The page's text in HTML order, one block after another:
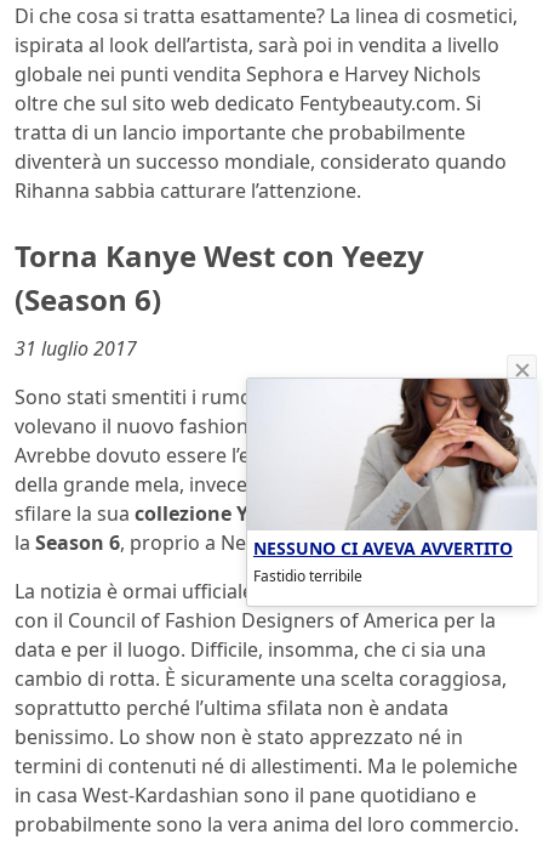
Di che cosa si tratta esattamente? La linea di cosmetici,
ispirata al look dell’artista, sarà poi in vendita a livello
globale nei punti vendita Sephora e Harvey Nichols
oltre che sul sito web dedicato Fentybeauty.com. Si
tratta di un lancio importante che probabilmente
diventerà un successo mondiale, considerato quando
Rihanna sabbia catturare l’attenzione.
Torna Kanye West con Yeezy
(Season 6)
31 luglio 2017
Sono stati smentiti i rumors, quelle voci insistenti che
volevano il nuovo fashion show di Kanye West a Parigi.
Avrebbe dovuto essere l’ennesimo addio alle passerelle
della grande mela, invece, il cantante ha scelto di far
sfilare la sua collezione Yeezy primavera estate 2018
la Season 6, proprio a New York.
La notizia è ormai ufficiale per West ha preso accordi
con il Council of Fashion Designers of America per la
data e per il luogo. Difficile, insomma, che ci sia una
cambio di rotta. È sicuramente una scelta coraggiosa,
soprattutto perché l’ultima sfilata non è andata
benissimo. Lo show non è stato apprezzato né in
termini di contenuti né di allestimenti. Ma le polemiche
in casa West-Kardashian sono il pane quotidiano e
probabilmente sono la vera anima del loro commercio.
NESSUNO CI AVEVA AVVERTITO
Fastidio terribile